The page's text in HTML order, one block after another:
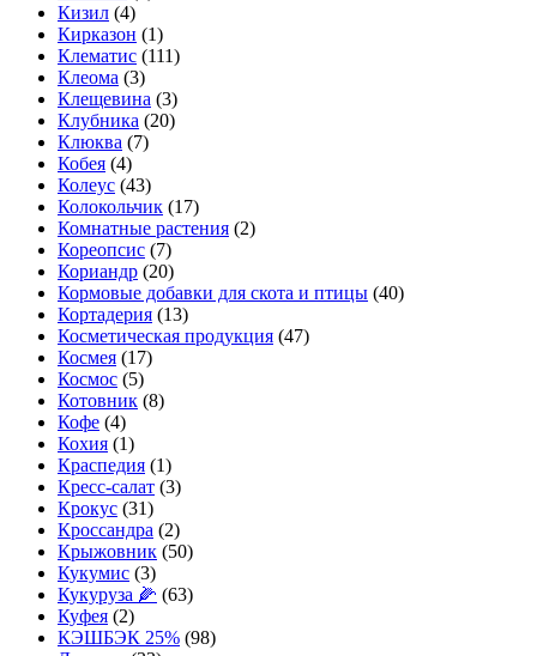
Кизил (4)
Кирказон (1)
Клематис (111)
Клеома (3)
Клещевина (3)
Клубника (20)
Клюква (7)
Кобея (4)
Колеус (43)
Колокольчик (17)
Комнатные растения (2)
Кореопсис (7)
Кориандр (20)
Кормовые добавки для скота и птицы (40)
Кортадерия (13)
Косметическая продукция (47)
Космея (17)
Космос (5)
Котовник (8)
Кофе (4)
Кохия (1)
Краспедия (1)
Кресс-салат (3)
Крокус (31)
Кроссандра (2)
Крыжовник (50)
Кукумис (3)
Кукуруза 🌽 (63)
Куфея (2)
КЭШБЭК 25% (98)